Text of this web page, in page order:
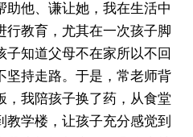
助他、谦让她，我在生活中
行教育，尤其在一次孩子脚
子知道父母不在家所以不回
坚持走路。于是，常老师背
，我陪孩子换了药，从食堂
学楼，让孩子充分感觉到